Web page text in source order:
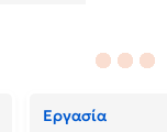
Εργασία